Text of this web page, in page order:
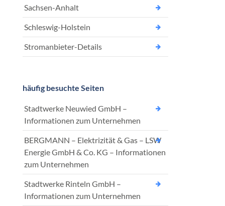
Sachsen-Anhalt
Schleswig-Holstein
Stromanbieter-Details
häufig besuchte Seiten
Stadtwerke Neuwied GmbH –
Informationen zum Unternehmen
BERGMANN – Elektrizität & Gas – LSW
Energie GmbH & Co. KG – Informationen
zum Unternehmen
Stadtwerke Rinteln GmbH –
Informationen zum Unternehmen